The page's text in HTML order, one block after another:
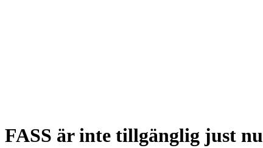
FASS är inte tillgänglig just nu